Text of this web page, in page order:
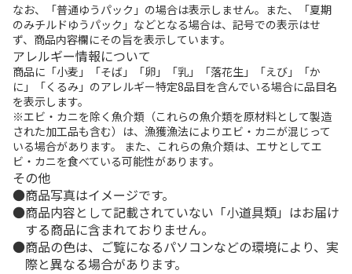
なお、「普通ゆうパック」の場合は表示しません。また、「夏期
のみチルドゆうパック」などとなる場合は、記号での表示はせ
ず、商品内容欄にその旨を表示しています。
アレルギー情報について
商品に「小麦」「そば」「卵」「乳」「落花生」「えび」「か
に」「くるみ」のアレルギー特定8品目を含んでいる場合に品目名
を表示します。
※エビ・カニを除く魚介類（これらの魚介類を原材料として製造
された加工品も含む）は、漁獲漁法によりエビ・カニが混じって
いる場合があります。 また、これらの魚介類は、エサとしてエ
ビ・カニを食べている可能性があります。
その他
商品写真はイメージです。
商品内容として記載されていない「小道具類」はお届け
する商品に含まれておりません。
商品の色は、ご覧になるパソコンなどの環境により、実
際と異なる場合があります。